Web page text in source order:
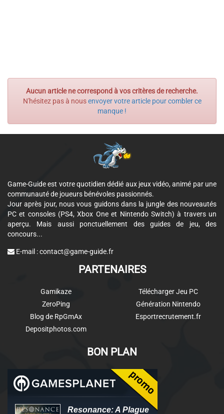
Aucun article ne correspond à vos critères de recherche.
N'hésitez pas à nousenvoyer votre article pour combler ce
manque !
Game-Guide est votre quotidien dédié aux jeux vidéo, animé par une
communauté de joueurs bénévoles passionnés.
Jour après jour, nous vous guidons dans la jungle des nouveautés
PC et consoles (PS4, Xbox One et Nintendo Switch) à travers un
aperçu. Mais aussi ponctuellement des guides de jeu, des
concours...
E-mail :contact@game-guide.fr
PARTENAIRES
Gamikaze
ZeroPing
Blog de RpGmAx
Depositphotos.com
Télécharger Jeu PC
Génération Nintendo
Esportrecrutement.fr
BON PLAN